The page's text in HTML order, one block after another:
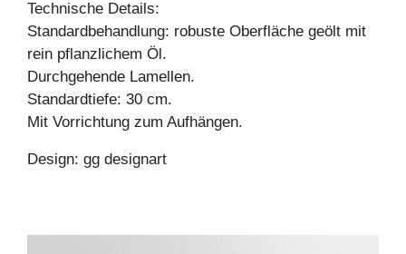
Technische Details:
Standardbehandlung: robuste Oberfläche geölt mit
rein pflanzlichem Öl.
Durchgehende Lamellen.
Standardtiefe: 30 cm.
Mit Vorrichtung zum Aufhängen.
Design: gg designart